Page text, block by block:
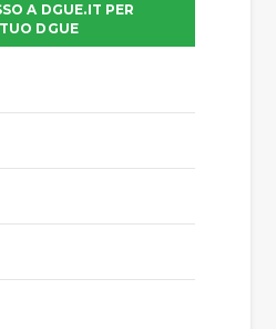
A DGUE.IT PER
DGUE